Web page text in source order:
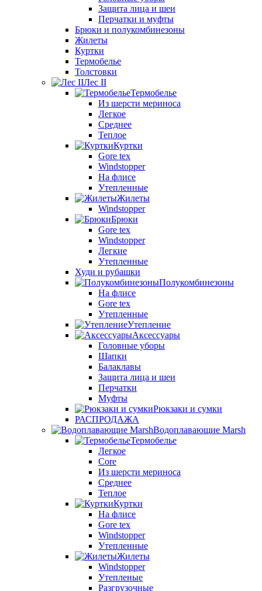
Защита лица и шеи
Перчатки и муфты
Брюки и полукомбинезоны
Жилеты
Куртки
Термобелье
Толстовки
Лес II
Термобелье
Из шерсти мериноса
Легкое
Среднее
Теплое
Куртки
Gore tex
Windstopper
На флисе
Утепленные
Жилеты
Windstopper
Брюки
Gore tex
Windstopper
Легкие
Утепленные
Худи и рубашки
Полукомбинезоны
На флисе
Gore tex
Утепленные
Утепление
Аксессуары
Головные уборы
Шапки
Балаклавы
Защита лица и шеи
Перчатки
Муфты
Рюкзаки и сумки
РАСПРОДАЖА
Водоплавающие Marsh
Термобелье
Легкое
Core
Из шерсти мериноса
Среднее
Теплое
Куртки
На флисе
Gore tex
Windstopper
Утепленные
Жилеты
Windstopper
Утепленые
Разгрузочные